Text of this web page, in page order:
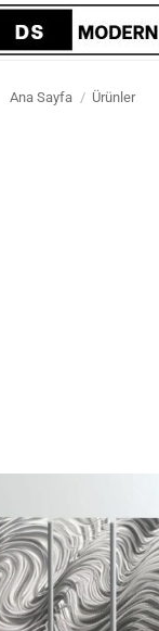
Ana Sayfa / Ürünler